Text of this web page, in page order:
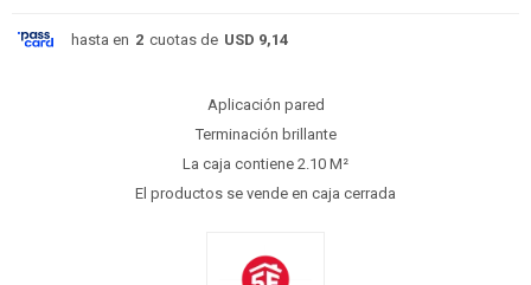
hasta en 2 cuotas de USD 9,14
Aplicación pared
Terminación brillante
La caja contiene 2.10 M²
El productos se vende en caja cerrada